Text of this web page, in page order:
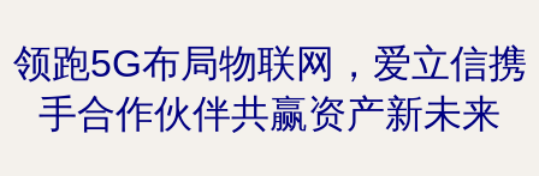
领跑5G布局物联网，爱立信携
手合作伙伴共赢资产新未来